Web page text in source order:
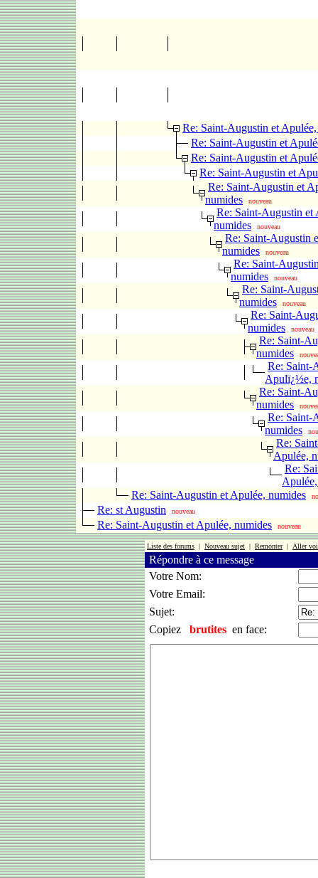
Re: Saint-Augustin et
Re: Saint-Augustin et
Re: Saint-Augustin et
Re: Saint-Augustin et
Re: Saint-Augustin et
numides
nouveau
Re: Saint-Augustin et
numides
nouveau
Re: Saint-Augustin
numides
nouveau
Re: Saint-
numides
nouveau
Re: Saint-
numides
nouveau
Re: Saint-
numides
nouveau
Re: Saint-
numides
Re: Saint-
Apulï¿½e,
Re: Saint-
numides
Re: Saint-
numides
Re:
Apulée,
Re:
Re: Saint-Augustin et Apulée, numides
Re: st Augustin nouveau
Re: Saint-Augustin et Apulée, numides nouveau
Liste des forums | Nouveau sujet | Remonter| Aller
Répondre à ce message
Votre Nom:
Votre Email:
Sujet:
Copiez
brutites en face: